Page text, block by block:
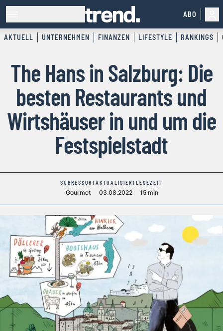
ABO
AKTUELL UNTERNEHMEN FINANZEN LIFESTYLE RANKINGS
The Hans in Salzburg: Die
besten Restaurants und
Wirtshäuser in und um die
Festspielstadt
SUBRESSORT
Gourmet
AKTUALISIERT
03.08.2022
LESEZEIT
15 min